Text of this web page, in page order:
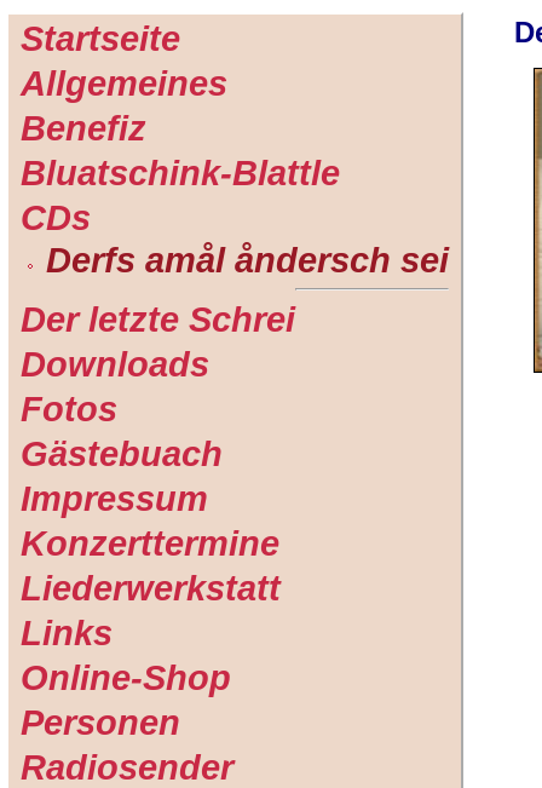
Startseite
Allgemeines
Benefiz
Bluatschink-Blattle
CDs
Derfs amål åndersch sei
Der letzte Schrei
Downloads
Fotos
Gästebuach
Impressum
Konzerttermine
Liederwerkstatt
Links
Online-Shop
Personen
Radiosender